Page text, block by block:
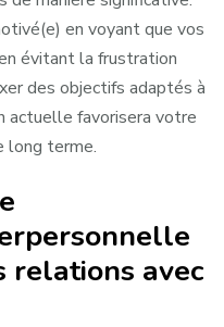
en voyant que vos
évitant la frustration
des objectifs adaptés à
actuelle favorisera votre
long terme.
relations avec